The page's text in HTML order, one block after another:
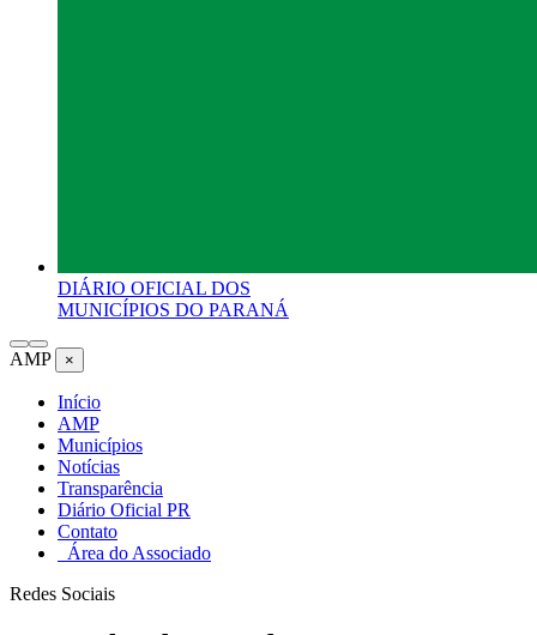
DIÁRIO OFICIAL DOS
MUNICÍPIOS DO PARANÁ
AMP ×
Início
AMP
Municípios
Notícias
Transparência
Diário Oficial PR
Contato
Área do Associado
Redes Sociais